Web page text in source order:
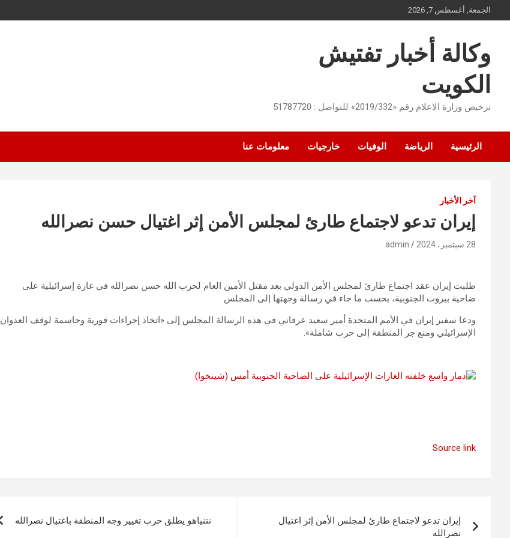
to
الجمعة, أغسطس 7, 2026
وكالة أخبار تفتيش
الكويت
ترخيص وزارة الاعلام رقم «2019/332» للتواصل : 51787720
الرئيسية الرياضة الوفيات خارجيات معلومات عنا
آخر الأخبار
إيران تدعو لاجتماع طارئ لمجلس الأمن إثر اغتيال حسن نصرالله
28 سبتمبر، 2024 admin
طلبت إيران عقد اجتماع طارئ لمجلس الأمن الدولي بعد مقتل الأمين العام لحزب الله حسن نصرالله في غارة إسرائيلية على
ضاحية بيروت الجنوبية، بحسب ما جاء في رسالة وجهتها إلى المجلس.
ودعا سفير إيران في الأمم المتحدة أمير سعيد عرفاني في هذه الرسالة المجلس إلى «اتخاذ إجراءات فورية وحاسمة لوقف العدوان
الإسرائيلي ومنع جر المنطقة إلى حرب شاملة».
Source link
المقالات
إيران تدعو لاجتماع طارئ لمجلس الأمن إثر اغتيال
نصرالله
نتنياهو يطلق حرب تغيير وجه المنطقة باغتيال نصرالله